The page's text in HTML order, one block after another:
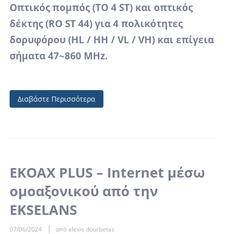
Οπτικός πομπός (TO 4 ST) και οπτικός
δέκτης (RO ST 44) για 4 πολικότητες
δορυφόρου (HL / HH / VL / VH) και επίγεια
σήματα 47~860 MHz.
Διαβάστε Περισσότερα
EKOAX PLUS – Internet μέσω
ομοαξονικού από την
EKSELANS
07/06/2024 από alexis dourbetas